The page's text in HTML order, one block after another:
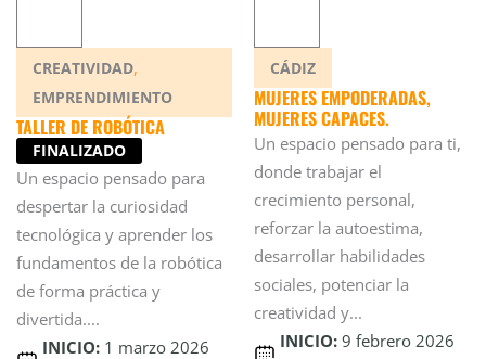
CREATIVIDAD,
EMPRENDIMIENTO
TALLER DE ROBÓTICA
FINALIZADO
Un espacio pensado para
despertar la curiosidad
tecnológica y aprender los
fundamentos de la robótica
de forma práctica y
divertida....
INICIO: 1 marzo 2026
CÁDIZ
MUJERES EMPODERADAS,
MUJERES CAPACES.
Un espacio pensado para ti,
donde trabajar el
crecimiento personal,
reforzar la autoestima,
desarrollar habilidades
sociales, potenciar la
creatividad y...
INICIO: 9 febrero 2026